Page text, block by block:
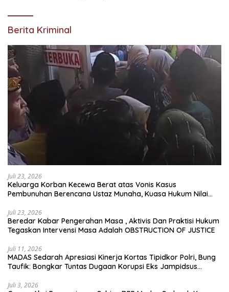
Berita Kriminal
Juli 23, 2026
Keluarga Korban Kecewa Berat atas Vonis Kasus
Pembunuhan Berencana Ustaz Munaha, Kuasa Hukum Nilai
Juli 23, 2026
Beredar Kabar Pengerahan Masa , Aktivis Dan Praktisi Hukum
Tegaskan Intervensi Masa Adalah OBSTRUCTION OF JUSTICE
Juli 11, 2026
MADAS Sedarah Apresiasi Kinerja Kortas Tipidkor Polri, Bung
Taufik: Bongkar Tuntas Dugaan Korupsi Eks Jampidsus
Juli 3, 2026